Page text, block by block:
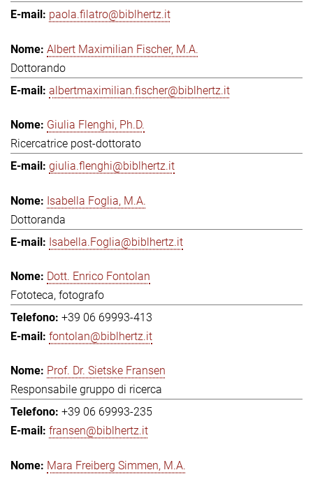
paola.filatro@biblhertz.it
Albert Maximilian Fischer, M.A.
Dottorando
albertmaximilian.fischer@biblhertz.it
Giulia Flenghi, Ph.D.
Ricercatrice post-dottorato
giulia.flenghi@biblhertz.it
Isabella Foglia, M.A.
Dottoranda
Isabella.Foglia@biblhertz.it
Dott. Enrico Fontolan
Fototeca, fotografo
+39 06 69993-413
fontolan@biblhertz.it
Prof. Dr. Sietske Fransen
Responsabile gruppo di ricerca
+39 06 69993-235
fransen@biblhertz.it
Mara Freiberg Simmen, M.A.